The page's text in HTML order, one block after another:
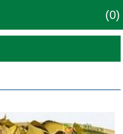
(0)